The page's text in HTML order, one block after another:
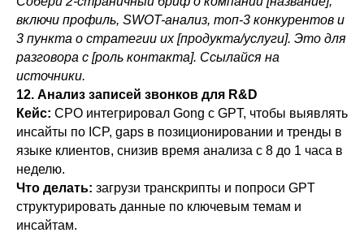
включи профиль, SWOT-анализ, топ-3 конкурентов и
3 пункта о стратегии их [продукта/услуги]. Это для
разговора с [роль контакта]. Ссылайся на
источники.
12. Анализ записей звонков для R&D
Кейс: CPO интегрировал Gong с GPT, чтобы выявлять
инсайты по ICP, gaps в позиционировании и тренды в
языке клиентов, снизив время анализа с 8 до 1 часа в
неделю.
Что делать: загрузи транскрипты и попроси GPT
структурировать данные по ключевым темам и
инсайтам.